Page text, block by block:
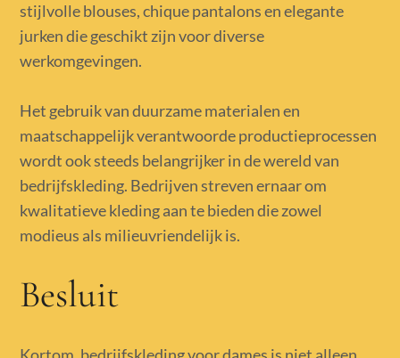
stijlvolle blouses, chique pantalons en elegante
jurken die geschikt zijn voor diverse
werkomgevingen.
Het gebruik van duurzame materialen en
maatschappelijk verantwoorde productieprocessen
wordt ook steeds belangrijker in de wereld van
bedrijfskleding. Bedrijven streven ernaar om
kwalitatieve kleding aan te bieden die zowel
modieus als milieuvriendelijk is.
Besluit